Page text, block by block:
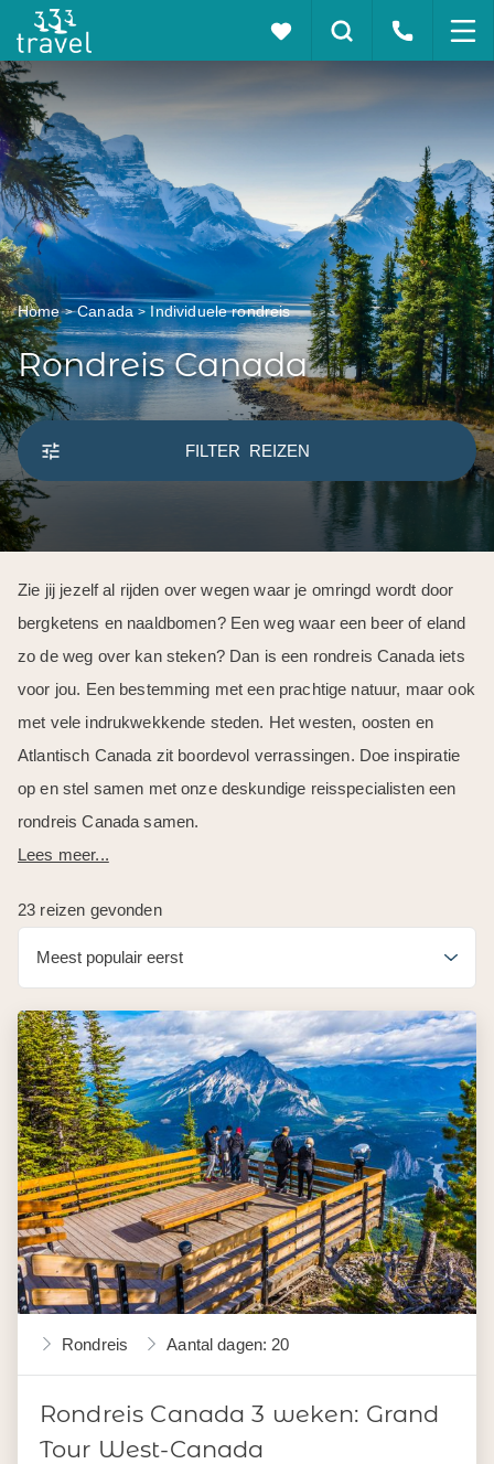
Home Canada Individuele rondreis
Rondreis Canada
FILTER REIZEN
Zie jij jezelf al rijden over wegen waar je omringd wordt door
bergketens en naaldbomen? Een weg waar een beer of eland
zo de weg over kan steken? Dan is een rondreis Canada iets
voor jou. Een bestemming met een prachtige natuur, maar ook
met vele indrukwekkende steden. Het westen, oosten en
Atlantisch Canada zit boordevol verrassingen. Doe inspiratie
op en stel samen met onze deskundige reisspecialisten een
rondreis Canada samen.
Lees meer...
23 reizen gevonden
Rondreis Aantal dagen: 20
Rondreis Canada 3 weken: Grand
Tour West-Canada